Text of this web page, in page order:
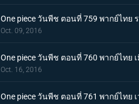
One piece วันพีช ตอนที่ 759 พากย์ไท
Oct. 09, 2016
One piece วันพีช ตอนที่ 760 พากย์ไทย
Oct. 16, 2016
One piece วันพีช ตอนที่ 761 พากย์ไทย